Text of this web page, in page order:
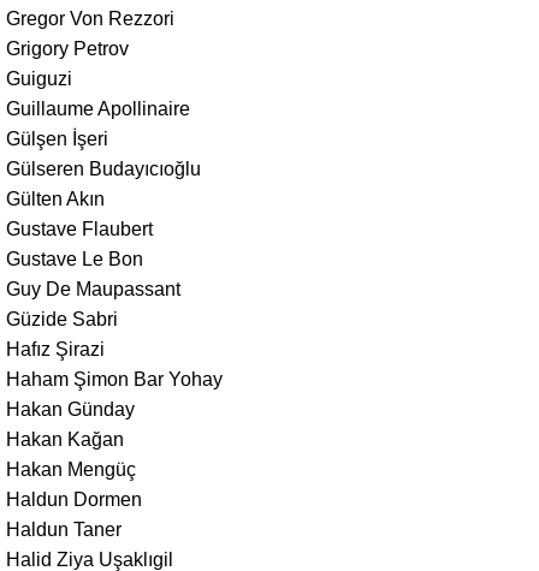
Gregor Von Rezzori
Grigory Petrov
Guiguzi
Guillaume Apollinaire
Gülşen İşeri
Gülseren Budayıcıoğlu
Gülten Akın
Gustave Flaubert
Gustave Le Bon
Guy De Maupassant
Güzide Sabri
Hafız Şirazi
Haham Şimon Bar Yohay
Hakan Günday
Hakan Kağan
Hakan Mengüç
Haldun Dormen
Haldun Taner
Halid Ziya Uşaklıgil